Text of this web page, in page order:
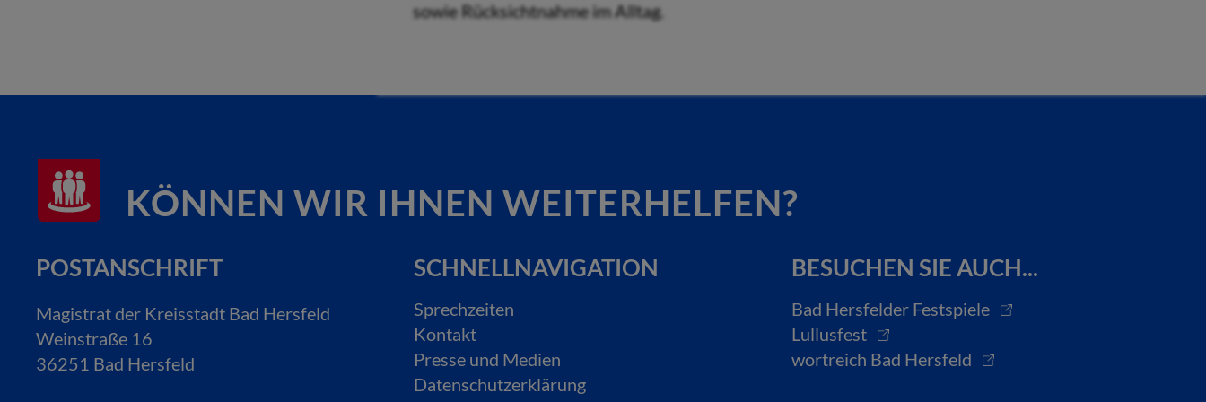
sowie Rücksichtnahme im Alltag.
KÖNNEN WIR IHNEN WEITERHELFEN?
POSTANSCHRIFT
Magistrat der Kreisstadt Bad Hersfeld
Weinstraße 16
36251 Bad Hersfeld
SCHNELLNAVIGATION
Sprechzeiten
Kontakt
Presse und Medien
Datenschutzerklärung
BESUCHEN SIE AUCH...
Bad Hersfelder Festspiele
Lullusfest
wortreich Bad Hersfeld